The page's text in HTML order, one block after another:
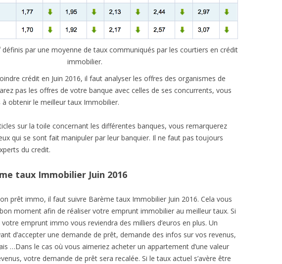
par une moyenne de taux communiqués par les courtiers en crédit
immobilier.
crédit en Juin 2016, il faut analyser les offres des organismes de
pas les offres de votre banque avec celles de ses concurrents, vous
obtenir le meilleur taux Immobilier.
sur la toile concernant les différentes banques, vous remarquerez
qui se sont fait manipuler par leur banquier. Il ne faut pas toujours
du credit.
taux Immobilier Juin 2016
prêt immo, il faut suivre Barème taux Immobilier Juin 2016. Cela vous
moment afin de réaliser votre emprunt immobilier au meilleur taux. Si
emprunt immo vous reviendra des milliers d’euros en plus. Un
d’accepter une demande de prêt, demande des infos sur vos revenus,
…Dans le cas où vous aimeriez acheter un appartement d’une valeur
votre demande de prêt sera recalée. Si le taux actuel s’avère être